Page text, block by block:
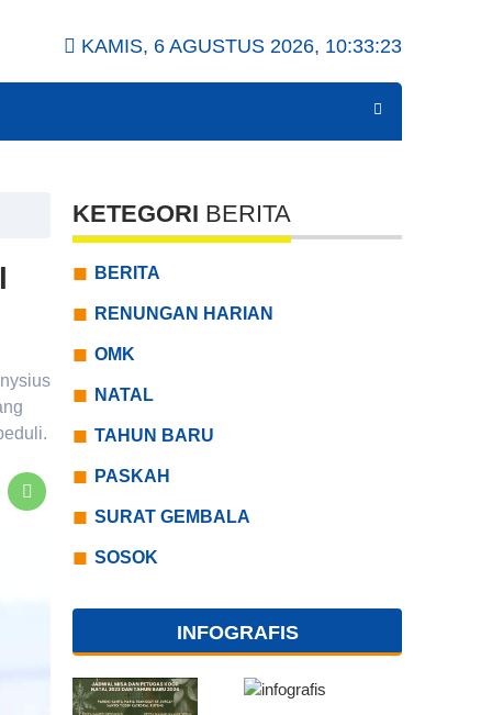
KAMIS, 6 AGUSTUS 2026, 10:33:25
KETEGORI BERITA
BERITA
RENUNGAN HARIAN
OMK
NATAL
TAHUN BARU
PASKAH
SURAT GEMBALA
SOSOK
INFOGRAFIS